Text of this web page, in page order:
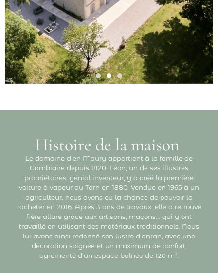
Histoire de la maison
Le domaine d’en Maury appartient à la famille de
Cambiaire depuis 1820. Léon, un de ses illustres
propriétaires, génial inventeur, y a créé la première
voiture à vapeur du Tarn en 1880. Vendue en 1965 à un
agriculteur, nous avons eu la chance de pouvoir la
racheter en 2016. Après 3 ans de travaux, elle a retrouvé
fière allure grâce aux artisans, maçons… qui y ont
travaillé en utilisant des matériaux traditionnels. Nous
lui avons ainsi redonné son lustre d’antan, avec une
décoration soignée et un maximum de confort,
agrémenté d’un espace balnéo de 120 m2.